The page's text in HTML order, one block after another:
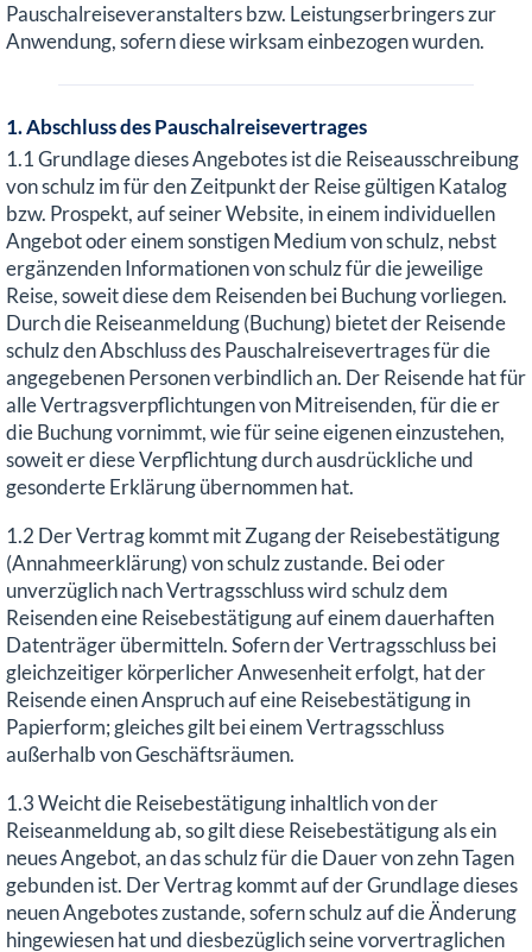
Pauschalreiseveranstalters bzw. Leistungserbringers zur
Anwendung, sofern diese wirksam einbezogen wurden.
1. Abschluss des Pauschalreisevertrages
1.1 Grundlage dieses Angebotes ist die Reiseausschreibung
von schulz im für den Zeitpunkt der Reise gültigen Katalog
bzw. Prospekt, auf seiner Website, in einem individuellen
Angebot oder einem sonstigen Medium von schulz, nebst
ergänzenden Informationen von schulz für die jeweilige
Reise, soweit diese dem Reisenden bei Buchung vorliegen.
Durch die Reiseanmeldung (Buchung) bietet der Reisende
schulz den Abschluss des Pauschalreisevertrages für die
angegebenen Personen verbindlich an. Der Reisende hat für
alle Vertragsverpflichtungen von Mitreisenden, für die er
die Buchung vornimmt, wie für seine eigenen einzustehen,
soweit er diese Verpflichtung durch ausdrückliche und
gesonderte Erklärung übernommen hat.
1.2 Der Vertrag kommt mit Zugang der Reisebestätigung
(Annahmeerklärung) von schulz zustande. Bei oder
unverzüglich nach Vertragsschluss wird schulz dem
Reisenden eine Reisebestätigung auf einem dauerhaften
Datenträger übermitteln. Sofern der Vertragsschluss bei
gleichzeitiger körperlicher Anwesenheit erfolgt, hat der
Reisende einen Anspruch auf eine Reisebestätigung in
Papierform; gleiches gilt bei einem Vertragsschluss
außerhalb von Geschäftsräumen.
1.3 Weicht die Reisebestätigung inhaltlich von der
Reiseanmeldung ab, so gilt diese Reisebestätigung als ein
neues Angebot, an das schulz für die Dauer von zehn Tagen
gebunden ist. Der Vertrag kommt auf der Grundlage dieses
neuen Angebotes zustande, sofern schulz auf die Änderung
hingewiesen hat und diesbezüglich seine vorvertraglichen